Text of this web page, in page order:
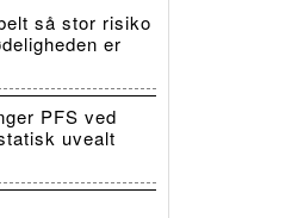
så stor risiko
er
PFS ved
uvealt